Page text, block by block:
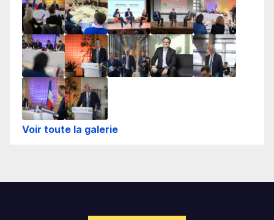
Voir toute la galerie